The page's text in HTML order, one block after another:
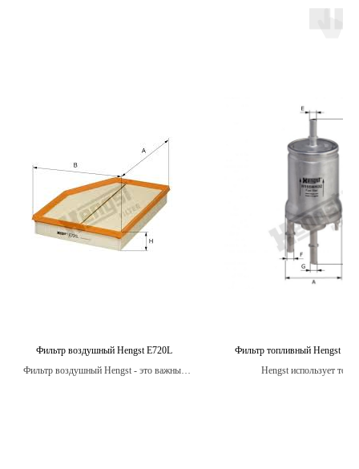
Фильтр воздушный Hengst E720L
Фильтр воздушный Hengst - это важный
Фильтр топливный Hengst
Hengst использует